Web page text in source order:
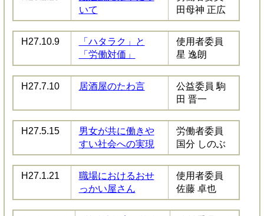
いて
田母神 正広
H27.10.9
「ハタラク」と
「労働対価」
使用者委員
星 逸朗
H27.7.10 居酒屋のたわ言
公益委員 駒
田 晋一
H27.5.15
男女が共に働きや
すい社会への実現
労働者委員
国分 しのぶ
H27.1.21
職場におけるおせ
っかい屋さん
使用者委員
佐藤 卓也